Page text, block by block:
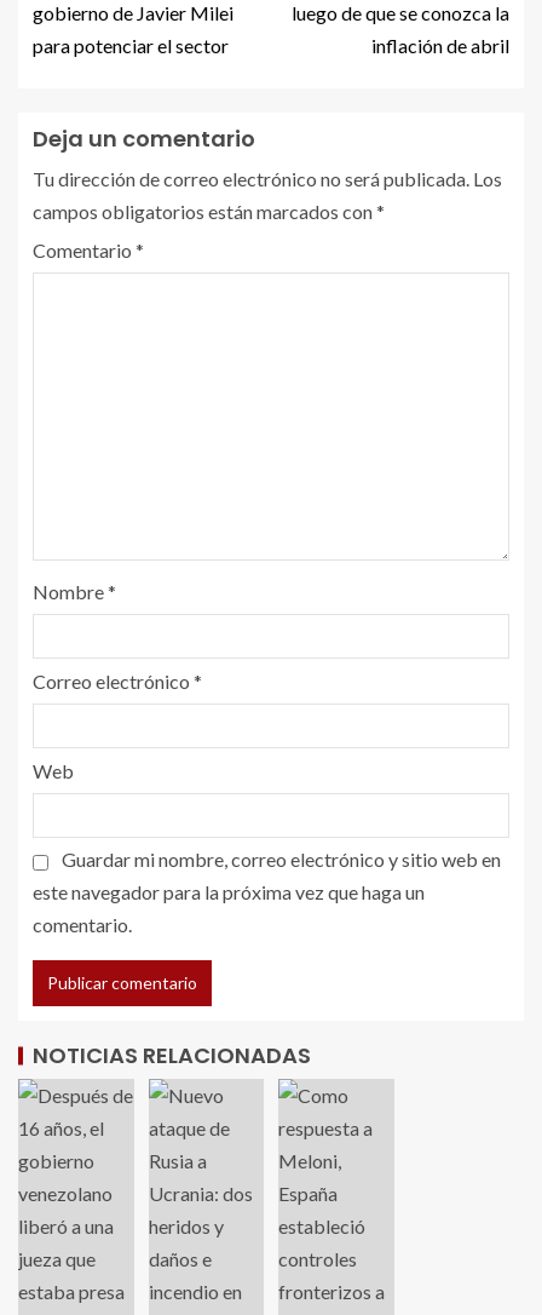
gobierno de Javier Milei
para potenciar el sector
luego de que se conozca la
inflación de abril
Deja un comentario
Tu dirección de correo electrónico no será publicada. Los
campos obligatorios están marcados con*
Comentario *
Nombre*
Correo electrónico *
Web
Guardar mi nombre, correo electrónico y sitio web en
este navegador para la próxima vez que haga un
comentario.
NOTICIAS RELACIONADAS